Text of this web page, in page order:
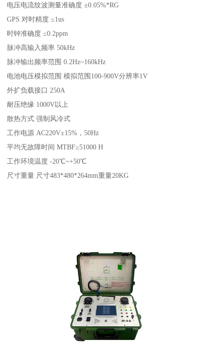
电压电流纹波测量准确度 ±0.05%*RG
GPS 对时精度 ≤1us
时钟准确度 ≤0.2ppm
脉冲高输入频率 50kHz
脉冲输出频率范围 0.2Hz~160kHz
电池电压模拟范围 模拟范围100-900V分辨率1V
外扩负载接口 250A
耐压绝缘 1000V以上
散热方式 强制风冷式
工作电源 AC220V±15%，50Hz
平均无故障时间 MTBF≥51000 H
工作环境温度 -20℃~+50℃
尺寸重量 尺寸483*480*264mm重量20KG